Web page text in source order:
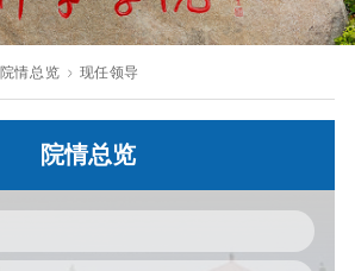
院情总览 现任领导
院情总览